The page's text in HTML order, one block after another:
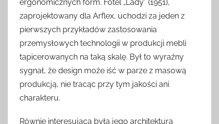
ergonomicznych form. Fotel „Lady” (1951),
zaprojektowany dla Arflex, uchodzi za jeden z
pierwszych przykładów zastosowania
przemysłowych technologii w produkcji mebli
tapicerowanych na taką skalę. Był to wyraźny
sygnał, że design może iść w parze z masową
produkcją, nie tracąc przy tym jakości ani
charakteru.
Równie interesująca była jego architektura